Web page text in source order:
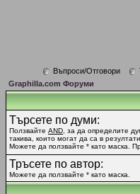
Въпроси/Отговори
Graphilla.com Форуми
Търсете по думи:
Ползвайте AND , за да определите
такива, които могат да са в
Можете да ползвайте * като маска.
Тръсете по автор:
Можете да ползвайте * като маска.